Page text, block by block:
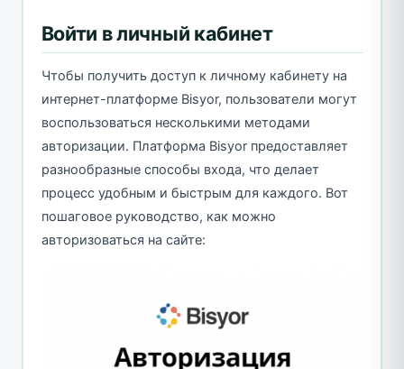
Войти в личный кабинет
Чтобы получить доступ к личному кабинету на
интернет-платформе Bisyor, пользователи могут
воспользоваться несколькими методами
авторизации. Платформа Bisyor предоставляет
разнообразные способы входа, что делает
процесс удобным и быстрым для каждого. Вот
пошаговое руководство, как можно
авторизоваться на сайте: